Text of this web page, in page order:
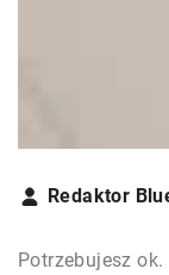
Redaktor
Potrzebujesz